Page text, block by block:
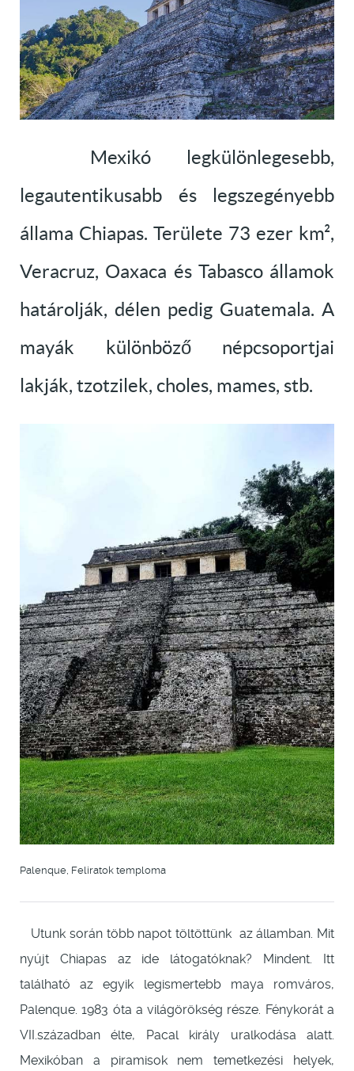
Mexikó legkülönlegesebb,
legautentikusabb és legszegényebb
állama Chiapas. Területe 73 ezer km²,
Veracruz, Oaxaca és Tabasco államok
határolják, délen pedig Guatemala. A
mayák különböző népcsoportjai
lakják, tzotzilek, choles, mames, stb.
Palenque, Feliratok temploma
Utunk során több napot töltöttünk az államban. Mit
nyújt Chiapas az ide látogatóknak? Mindent. Itt
található az egyik legismertebb maya romváros,
Palenque. 1983 óta a világörökség része. Fénykorát a
VII.században élte, Pacal király uralkodása alatt.
Mexikóban a piramisok nem temetkezési helyek,